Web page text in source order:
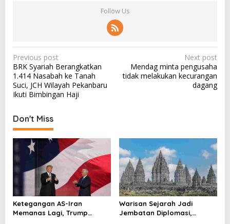
Follow Us
P
o
s
t
n
a
v
i
g
a
t
i
Previous post
BRK Syariah Berangkatkan
1.414 Nasabah ke Tanah
Suci, JCH Wilayah Pekanbaru
Ikuti Bimbingan Haji
Next post
Mendag minta pengusaha
tidak melakukan kecurangan
dagang
Don't Miss
Ketegangan AS-Iran
Memanas Lagi, Trump
Warisan Sejarah Jadi
Jembatan Diplomasi,